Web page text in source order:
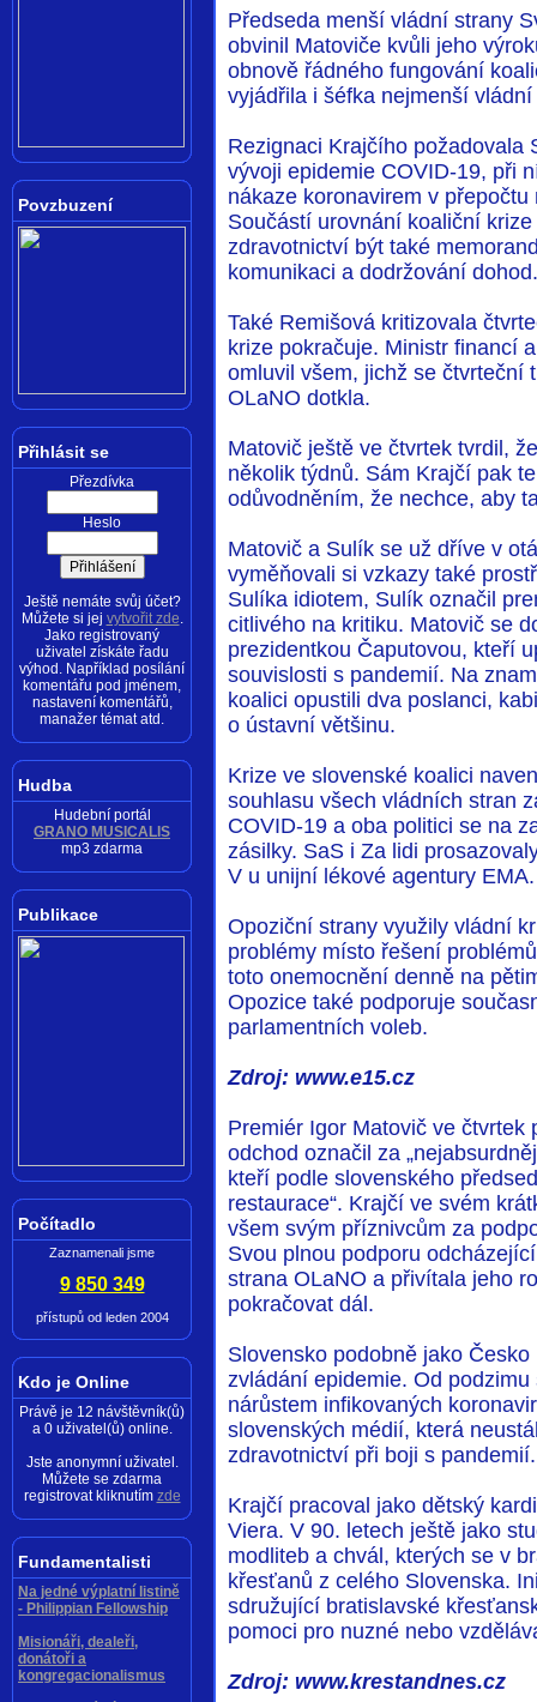
Povzbuzení
Přihlásit se
Přezdívka
Heslo
Ještě nemáte svůj účet?
Můžete si jej vytvořit zde.
Jako registrovaný
uživatel získáte řadu
výhod. Například posílání
komentářu pod jménem,
nastavení komentářů,
manažer témat atd.
Hudba
Hudební portál
GRANO MUSICALIS
mp3 zdarma
Publikace
Počítadlo
Zaznamenali jsme
9 850 349
přístupů od leden 2004
Kdo je Online
Právě je 12 návštěvník(ů)
a 0 uživatel(ů) online.
Jste anonymní uživatel.
Můžete se zdarma
registrovat kliknutím zde
Fundamentalisti
Na jedné výplatní listině
- Philippian Fellowship
Misionáři, dealeři,
donátoři a
kongregacionalismus
Předseda menší vládní strany
obvinil Matoviče kvůli jeho
obnově řádného fungování
vyjádřila i šéfka nejmenší
Rezignaci Krajčího požadovala
vývoji epidemie COVID-19, při
nákaze koronavirem v
Součástí urovnání koaliční
zdravotnictví být také
komunikaci a dodržování dohod.
Také Remišová kritizovala
krize pokračuje. Ministr financí
omluvil všem, jichž se čtvrteční
OLaNO dotkla.
Matovič ještě ve čtvrtek tvrdil,
několik týdnů. Sám Krajčí pak
odůvodněním, že nechce, aby
Matovič a Sulík se už dříve v
vyměňovali si vzkazy také
Sulíka idiotem, Sulík označil
citlivého na kritiku. Matovič se
prezidentkou Čaputovou, kteří
souvislosti s pandemií. Na
koalici opustili dva poslanci,
o ústavní většinu.
Krize ve slovenské koalici
souhlasu všech vládních stran
COVID-19 a oba politici se na
zásilky. SaS i Za lidi
V u unijní lékové agentury EMA.
Opoziční strany využily vládní
problémy místo řešení
toto onemocnění denně na
Opozice také podporuje
parlamentních voleb.
Zdroj: www.e15.cz
Premiér Igor Matovič ve
odchod označil za
kteří podle slovenského
restaurace“. Krajčí ve svém
všem svým příznivcům za
Svou plnou podporu
strana OLaNO a přivítala jeho
pokračovat dál.
Slovensko podobně jako
zvládání epidemie. Od
nárůstem infikovaných
slovenských médií, která
zdravotnictví při boji s pandemií.
Krajčí pracoval jako dětský
Viera. V 90. letech ještě jako
modliteb a chvál, kterých se v
křesťanů z celého Slovenska.
sdružující bratislavské
pomoci pro nuzné nebo
Zdroj: www.krestandnes.cz